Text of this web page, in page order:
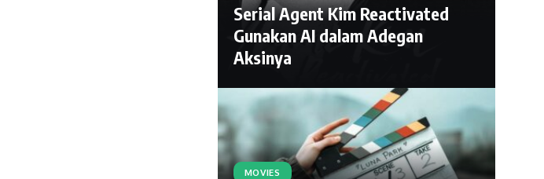
Serial Agent Kim Reactivated
Gunakan AI dalam Adegan
Aksinya
MOVIES